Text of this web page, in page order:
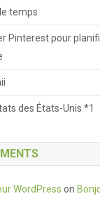
temps
Pinterest pour
des États-Unis *1
WordPress on